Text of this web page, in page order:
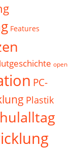
Features
open
PC-
Plastik